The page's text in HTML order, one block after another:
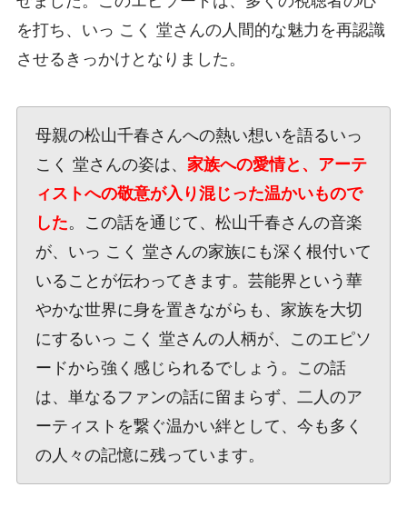
を打ち、いっ こく 堂さんの人間的な魅力を再認識
させるきっかけとなりました。
母親の松山千春さんへの熱い想いを語るいっ
こく 堂さんの姿は、 家族への愛情と、アーテ
ィストへの敬意が入り混じった温かいもので
した。この話を通じて、松山千春さんの音楽
が、いっ こく 堂さんの家族にも深く根付いて
いることが伝わってきます。芸能界という華
やかな世界に身を置きながらも、家族を大切
にするいっ こく 堂さんの人柄が、このエピソ
ードから強く感じられるでしょう。この話
は、単なるファンの話に留まらず、二人のア
ーティストを繋ぐ温かい絆として、今も多く
の人々の記憶に残っています。